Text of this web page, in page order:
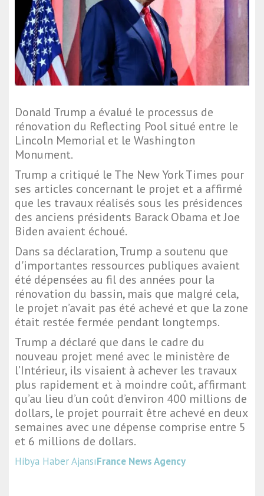
Donald Trump a évalué le processus de
rénovation du Reflecting Pool situé entre le
Lincoln Memorial et le Washington
Monument.
Trump a critiqué le The New York Times pour
ses articles concernant le projet et a affirmé
que les travaux réalisés sous les présidences
des anciens présidents Barack Obama etJoe
Biden avaient échoué.
Dans sa déclaration, Trump a soutenu que
d'importantes ressources publiques avaient
été dépensées au fil des années pour la
rénovation du bassin, mais que malgré cela,
le projet n’avait pas été achevé et que la zone
était restée fermée pendant longtemps.
Trump a déclaré que dans le cadre du
nouveau projet mené avec le ministère de
l’Intérieur, ils visaient à achever les travaux
plus rapidement et à moindre coût, affirmant
qu’au lieu d’un coût d’environ 400 millions de
dollars, le projet pourrait être achevé en deux
semaines avec une dépense comprise entre 5
et 6 millions de dollars.
Hibya Haber AjansıFrance News Agency